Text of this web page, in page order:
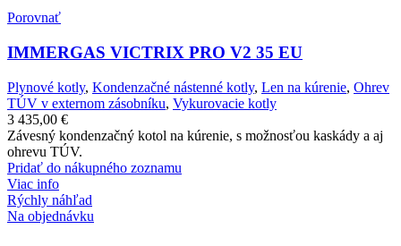
Porovnať
IMMERGAS VICTRIX PRO V2 35 EU
Plynové kotly, Kondenzačné nástenné kotly, Len na kúrenie, Ohrev
TÚV v externom zásobníku, Vykurovacie kotly
3 435,00 €
Závesný kondenzačný kotol na kúrenie, s možnosťou kaskády a aj
ohrevu TÚV.
Pridať do nákupného zoznamu
Viac info
Rýchly náhľad
Na objednávku